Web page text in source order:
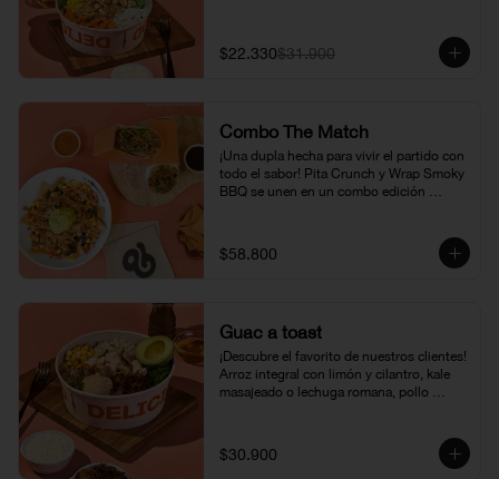
$22.330$31.900
Combo The Match
¡Una dupla hecha para vivir el partido con
todo el sabor! Pita Crunch y Wrap Smoky
BBQ se unen en un combo edición
ingredientes e que lo hace irresistible.
Disponible por tiempo limitado.
$58.800
Guac a toast
¡Descubre el favorito de nuestros clientes!
Arroz integral con limón y cilantro, kale
masajeado o lechuga romana, pollo
cebolla francesa y vinagreta amapola.
$30.900